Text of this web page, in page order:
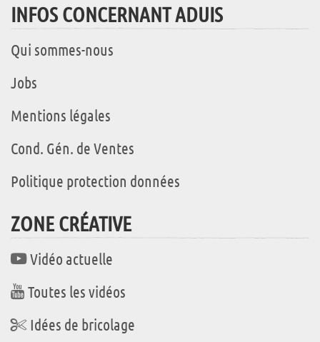
INFOS CONCERNANT ADUIS
Qui sommes-nous
Jobs
Mentions légales
Cond. Gén. de Ventes
Politique protection données
ZONE CRÉATIVE
Vidéo actuelle
Toutes les vidéos
Idées de bricolage